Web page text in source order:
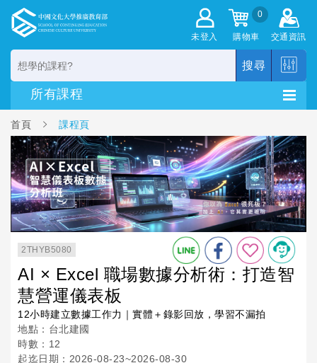
未登入
0
購物車 交通資訊
搜尋
首頁 課程頁
2THYB5080
AI × Excel 職場數據分析術：打造智
慧營運儀表板
12小時建立數據工作力｜實體＋錄影回放，學習不漏拍
地點：台北建國
時數：12
起迄日期：2026-08-23~2026-08-30